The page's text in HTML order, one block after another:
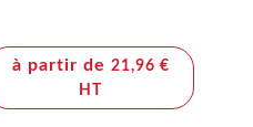
à partir de 21,96 €
HT